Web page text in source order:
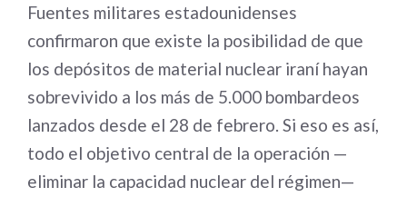
Fuentes militares estadounidenses
confirmaron que existe la posibilidad de que
los depósitos de material nuclear iraní hayan
sobrevivido a los más de 5.000 bombardeos
lanzados desde el 28 de febrero. Si eso es así,
todo el objetivo central de la operación —
eliminar la capacidad nuclear del régimen—